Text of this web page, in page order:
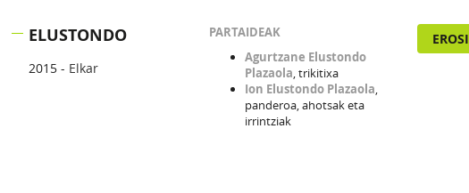
ELUSTONDO
2015 - Elkar
PARTAIDEAK
Agurtzane Elustondo
Plazaola, trikitixa
Ion Elustondo Plazaola,
panderoa, ahotsak eta
irrintziak
EROSI